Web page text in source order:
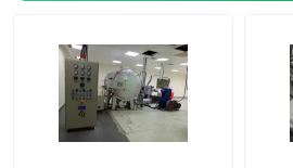
Horno fusorio de la inducción